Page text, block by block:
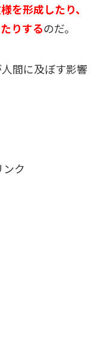
を形成したり、
りするのだ。
間に及ぼす影響
ク